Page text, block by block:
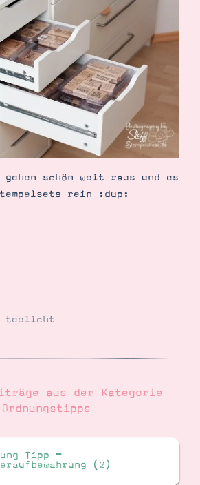
gehen schön weit raus und es
rein :dup:
teelicht
aus der Kategorie
Ordnungstipps
Tipp –
(2)